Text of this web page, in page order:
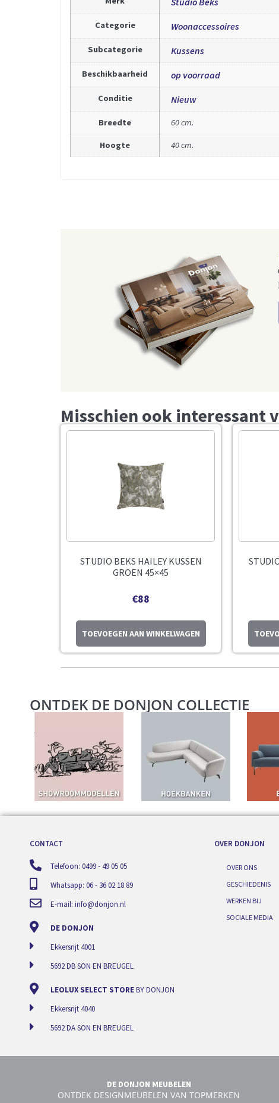
Categorie Woonaccessoires
Subcategorie Kussens
Beschikbaarheid op voorraad
Conditie Nieuw
Breedte 60 cm.
Hoogte 40 cm.
Misschien ook interessant
STUDIO BEKS HAILEY KUSSEN
GROEN 45×45
€88
TOEVOEGEN AAN WINKELWAGEN
ONTDEK DE DONJON COLLECTIE
CONTACT
Telefoon: 0499 - 49 05 05
Whatsapp: 06 - 36 02 18 89
E-mail: info@donjon.nl
DE DONJON
Ekkersrijt 4001
5692 DB SON EN BREUGEL
LEOLUX SELECT STOREBY DONJON
Ekkersrijt 4040
5692 DA SON EN BREUGEL
OVER DONJON
OVER ONS
GESCHIEDENIS
WERKEN BIJ
SOCIALE MEDIA
DE DONJON MEUBELEN
ONTDEK DESIGNMEUBELEN VAN TOPMERKEN